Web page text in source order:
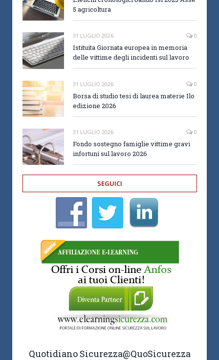
5 agricoltura
31 LUGLIO 2026 0
Istituita Giornata europea in memoria
delle vittime degli incidenti sul lavoro
31 LUGLIO 2026 0
Borsa di studio tesi di laurea materie Ilo
edizione 2026
31 LUGLIO 2026 0
Fondo sostegno famiglie vittime gravi
infortuni sul lavoro 2026
SEGUICI
Quotidiano Sicurezza@QuoSicurezza